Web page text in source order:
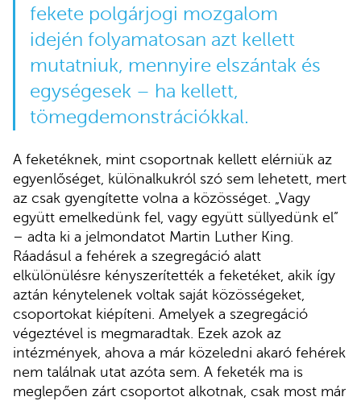
fekete polgárjogi mozgalom
idején folyamatosan azt kellett
mutatniuk, mennyire elszántak és
egységesek – ha kellett,
tömegdemonstrációkkal.
A feketéknek, mint csoportnak kellett elérniük az
egyenlőséget, különalkukról szó sem lehetett, mert
az csak gyengítette volna a közösséget. „Vagy
együtt emelkedünk fel, vagy együtt süllyedünk el”
– adta ki a jelmondatot Martin Luther King.
Ráadásul a fehérek a szegregáció alatt
elkülönülésre kényszerítették a feketéket, akik így
aztán kénytelenek voltak saját közösségeket,
csoportokat kiépíteni. Amelyek a szegregáció
végeztével is megmaradtak. Ezek azok az
intézmények, ahova a már közeledni akaró fehérek
nem találnak utat azóta sem. A feketék ma is
meglepően zárt csoportot alkotnak, csak most már